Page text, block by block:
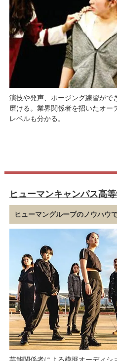
演技や発声、ポージング練習がで
磨ける。業界関係者を招いたオー
レベルも分かる。
ヒューマンキャンパス高
ヒューマングループのノウハウ
芸能関係者による模擬オーディシ